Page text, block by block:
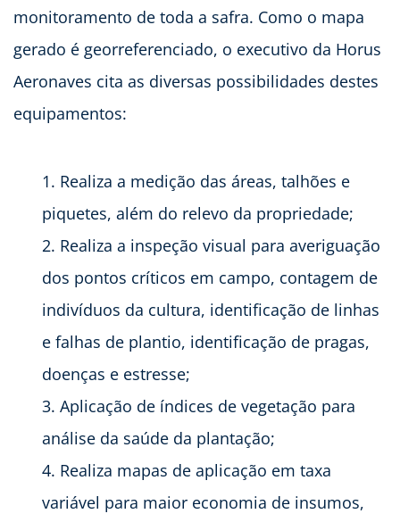
monitoramento de toda a safra. Como o mapa
gerado é georreferenciado, o executivo da Horus
Aeronaves cita as diversas possibilidades destes
equipamentos:
Realiza a medição das áreas, talhões e
piquetes, além do relevo da propriedade;
Realiza a inspeção visual para averiguação
dos pontos críticos em campo, contagem de
indivíduos da cultura, identificação de linhas
e falhas de plantio, identificação de pragas,
doenças e estresse;
Aplicação de índices de vegetação para
análise da saúde da plantação;
Realiza mapas de aplicação em taxa
variável para maior economia de insumos,